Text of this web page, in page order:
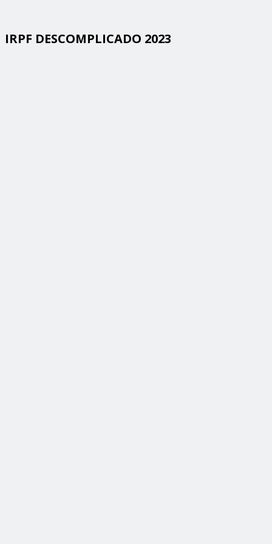
IRPF DESCOMPLICADO 2023